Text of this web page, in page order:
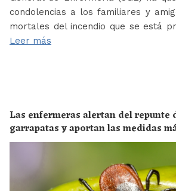
condolencias a los familiares y
mortales del incendio que se está
Leer más
Las enfermeras alertan del repunte
garrapatas y aportan las medidas
evitar las enfermedades derivadas